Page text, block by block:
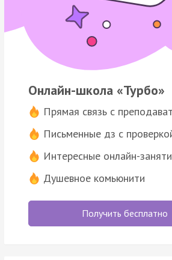
Онлайн-школа «Турбо»
Прямая связь с
Письменные дз с
Интересные онлайн-
Душевное комьюнити
Получить бесплатно